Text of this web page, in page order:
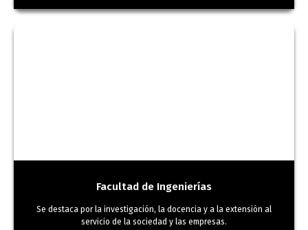
Facultad de Ingenierías
Se destaca por la investigación, la docencia y a la extensión al
servicio de la sociedad y las empresas.